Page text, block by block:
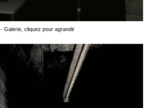
- Galerie, cliquez pour agrandir